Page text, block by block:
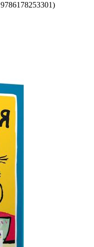
9786178253301)